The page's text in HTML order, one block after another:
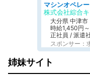
株式会社綜合
大分県 中津市
時給1,450円
正社員 / 派遣
スポンサー：
姉妹サイト